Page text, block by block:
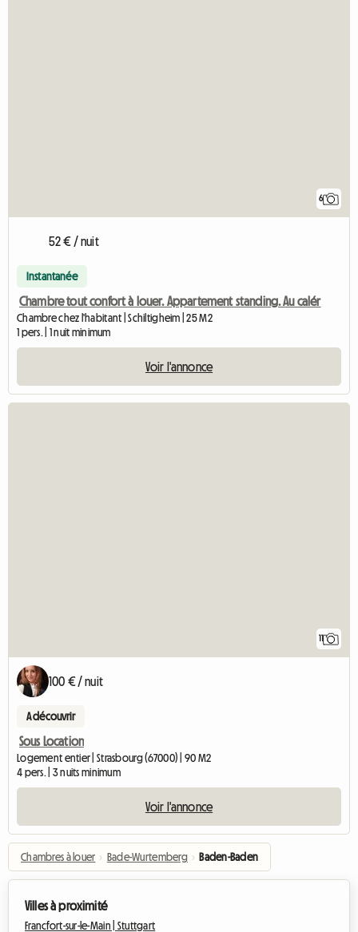
6
52 € / nuit
Instantanée
Chambre tout confort à louer. Appartement standing. Au calér
Chambre chez l'habitant | Schiltigheim | 25 M2
1 pers. | 1 nuit minimum
Voir l'annonce
11
100 € / nuit
A découvrir
Sous Location
Logement entier | Strasbourg (67000) | 90 M2
4 pers. | 3 nuits minimum
Voir l'annonce
Chambres à louer › Bade-Wurtemberg › Baden-Baden
Villes à proximité
Francfort-sur-le-Main | Stuttgart